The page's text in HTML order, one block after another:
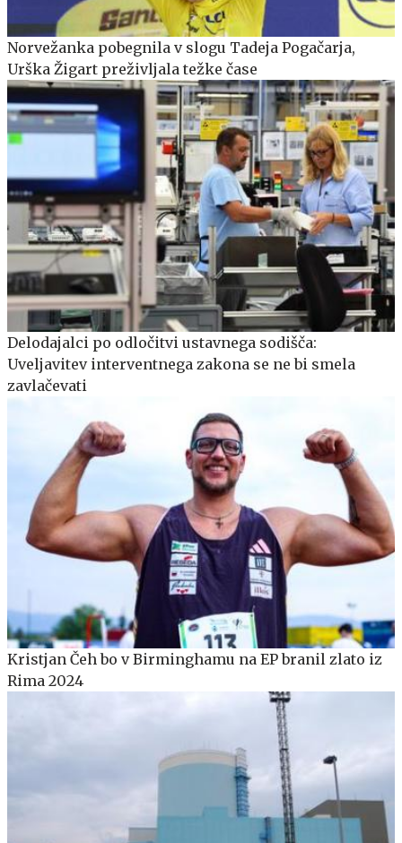
Norvežanka pobegnila v slogu Tadeja Pogačarja,
Urška Žigart preživljala težke čase
Delodajalci po odločitvi ustavnega sodišča:
Uveljavitev interventnega zakona se ne bi smela
zavlačevati
Kristjan Čeh bo v Birminghamu na EP branil zlato iz
Rima 2024